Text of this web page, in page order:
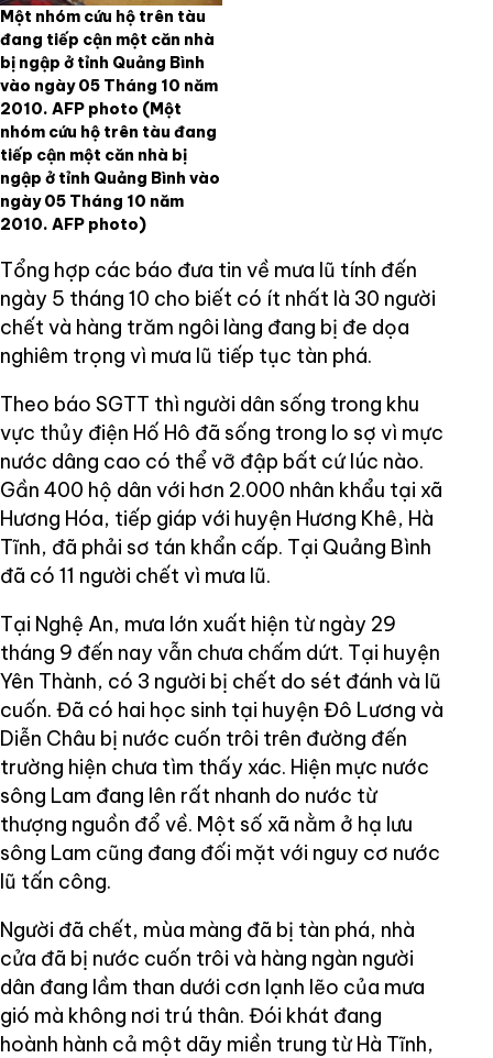
Một nhóm cứu hộ trên tàu
đang tiếp cận một căn nhà
bị ngập ở tỉnh Quảng Bình
vào ngày 05 Tháng 10 năm
2010. AFP photo (Một
nhóm cứu hộ trên tàu đang
tiếp cận một căn nhà bị
ngập ở tỉnh Quảng Bình vào
ngày 05 Tháng 10 năm
2010. AFP photo)
Tổng hợp các báo đưa tin về mưa lũ tính đến
ngày 5 tháng 10 cho biết có ít nhất là 30 người
chết và hàng trăm ngôi làng đang bị đe dọa
nghiêm trọng vì mưa lũ tiếp tục tàn phá.
Theo báo SGTT thì người dân sống trong khu
vực thủy điện Hố Hô đã sống trong lo sợ vì mực
nước dâng cao có thể vỡ đập bất cứ lúc nào.
Gần 400 hộ dân với hơn 2.000 nhân khẩu tại xã
Hương Hóa, tiếp giáp với huyện Hương Khê, Hà
Tĩnh, đã phải sơ tán khẩn cấp. Tại Quảng Bình
đã có 11 người chết vì mưa lũ.
Tại Nghệ An, mưa lớn xuất hiện từ ngày 29
tháng 9 đến nay vẫn chưa chấm dứt. Tại huyện
Yên Thành, có 3 người bị chết do sét đánh và lũ
cuốn. Đã có hai học sinh tại huyện Đô Lương và
Diễn Châu bị nước cuốn trôi trên đường đến
trường hiện chưa tìm thấy xác. Hiện mực nước
sông Lam đang lên rất nhanh do nước từ
thượng nguồn đổ về. Một số xã nằm ở hạ lưu
sông Lam cũng đang đối mặt với nguy cơ nước
lũ tấn công.
Người đã chết, mùa màng đã bị tàn phá, nhà
cửa đã bị nước cuốn trôi và hàng ngàn người
dân đang lầm than dưới cơn lạnh lẽo của mưa
gió mà không nơi trú thân. Đói khát đang
hoành hành cả một dãy miền trung từ Hà Tĩnh,